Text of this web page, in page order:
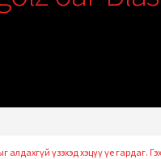
алдахгүй үзэхэд хэцүү үе гардаг.